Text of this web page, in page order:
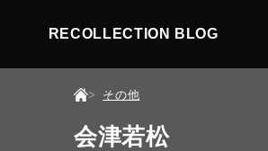
RECOLLECTION BLOG
その他
会津若松